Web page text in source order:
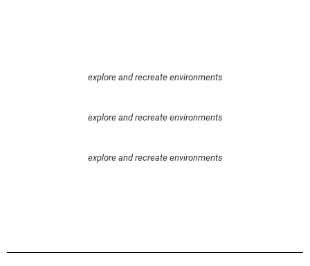
explore and recreate environments
explore and recreate environments
explore and recreate environments